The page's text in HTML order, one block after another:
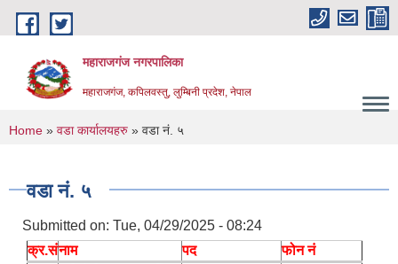
Skip to main content
महाराजगंज नगरपालिका
महाराजगंज, कपिलवस्तु, लुम्बिनी प्रदेश, नेपाल
You are here
Home » वडा कार्यालयहरु » वडा नं. ५
वडा नं. ५
Submitted on: Tue, 04/29/2025 - 08:24
क्र.संनाम पद
फोन नं